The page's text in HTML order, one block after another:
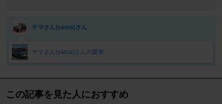
ヤマさん(yama)さん
ヤマさん(yama)さんの愛車
この記事を見た人におすすめ